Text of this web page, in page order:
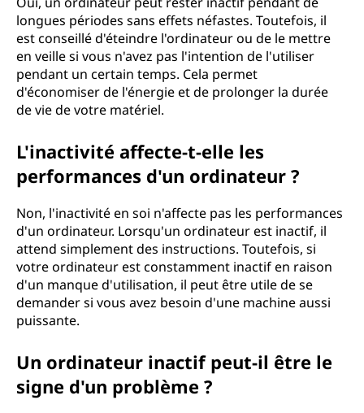
longues périodes sans effets néfastes. Toutefois, il
est conseillé d'éteindre l'ordinateur ou de le mettre
en veille si vous n'avez pas l'intention de l'utiliser
pendant un certain temps. Cela permet
d'économiser de l'énergie et de prolonger la durée
de vie de votre matériel.
L'inactivité affecte-t-elle les
performances d'un ordinateur ?
Non, l'inactivité en soi n'affecte pas les performances
d'un ordinateur. Lorsqu'un ordinateur est inactif, il
attend simplement des instructions. Toutefois, si
votre ordinateur est constamment inactif en raison
d'un manque d'utilisation, il peut être utile de se
demander si vous avez besoin d'une machine aussi
puissante.
Un ordinateur inactif peut-il être le
signe d'un problème ?